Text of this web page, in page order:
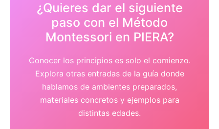
¿Quieres dar el siguiente
paso con el Método
Montessori en PIERA?
Conocer los principios es solo el comienzo.
Explora otras entradas de la guía donde
hablamos de ambientes preparados,
materiales concretos y ejemplos para
distintas edades.